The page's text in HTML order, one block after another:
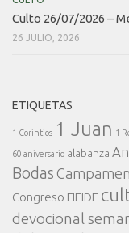
Culto 26/07/2026 –
26 JULIO, 2026
ETIQUETAS
1 Corintios 1 Juan 1
60 aniversario alabanza
Bodas
Congreso FIEIDE
devocional